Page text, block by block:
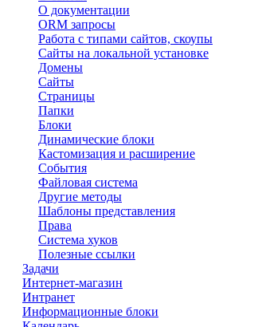
О документации
ORM запросы
Работа с типами сайтов, скоупы
Сайты на локальной установке
Домены
Сайты
Страницы
Папки
Блоки
Динамические блоки
Кастомизация и расширение
События
Файловая система
Другие методы
Шаблоны представления
Права
Система хуков
Полезные ссылки
Задачи
Интернет-магазин
Интранет
Информационные блоки